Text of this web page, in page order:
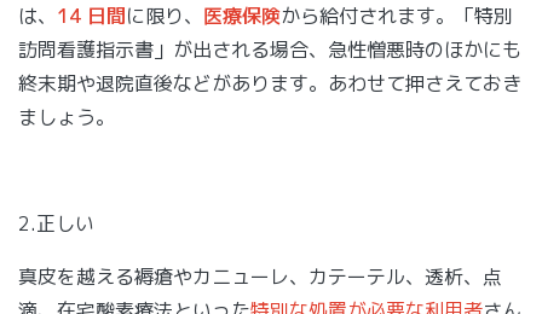
は、 14 日間に限り、 医療保険から給付されます。「特別
訪問看護指示書」が出される場合、急性憎悪時のほかにも
終末期や退院直後などがあります。あわせて押さえておき
ましょう。
2.正しい
真皮を越える褥瘡やカニューレ、カテーテル、透析、点